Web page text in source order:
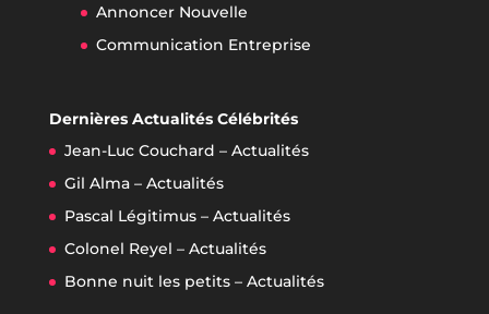
Annoncer Nouvelle
Communication Entreprise
Dernières Actualités Célébrités
Jean-Luc Couchard – Actualités
Gil Alma – Actualités
Pascal Légitimus – Actualités
Colonel Reyel – Actualités
Bonne nuit les petits – Actualités